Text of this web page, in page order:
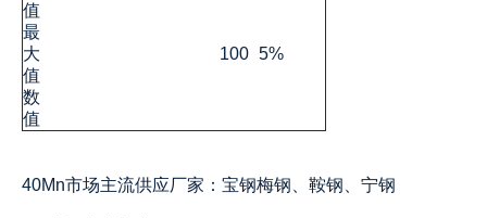
值
最
大
值
100 5%
数
值
40Mn市场主流供应厂家：宝钢梅钢、鞍钢、宁钢